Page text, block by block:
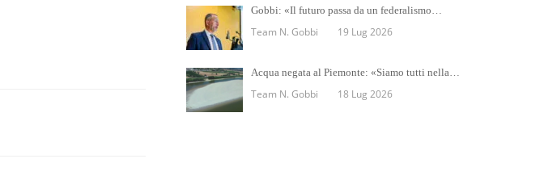
Gobbi: «Il futuro passa da un federalismo…
Team N. Gobbi 19 Lug 2026
Acqua negata al Piemonte: «Siamo tutti nella…
Team N. Gobbi 18 Lug 2026